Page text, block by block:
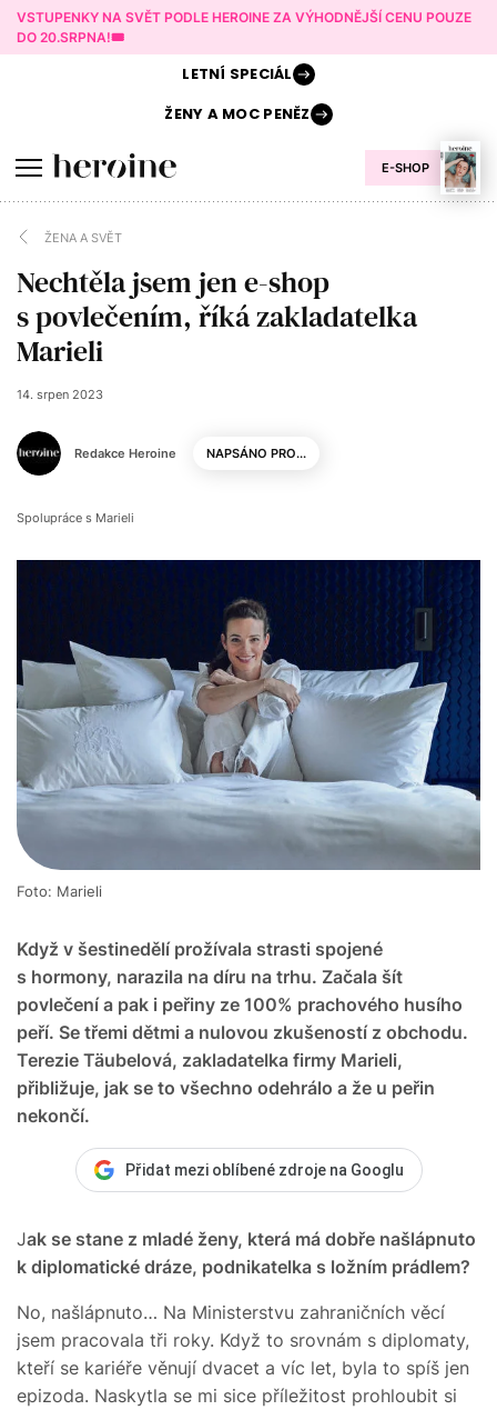
VSTUPENKY NA SVĚT PODLE HEROINE ZA VÝHODNĚJŠÍ CENU POUZE
DO 20.SRPNA!🎟️
E-SHOP
LETNÍ SPECIÁL
ŽENY AMOC PENĚZ
ŽENA A SVĚT
Nechtěla jsem jen e-shop
s povlečením, říká zakladatelka
Marieli
Redakce Heroine
14. srpen 2023
NAPSÁNO PRO...
Spolupráce s Marieli
Když v šestinedělí prožívala strasti spojené
s hormony, narazila na díru na trhu. Začala šít
povlečení a pak i peřiny ze 100% prachového husího
peří. Se třemi dětmi a nulovou zkušeností z obchodu.
Terezie Täubelová, zakladatelka firmy Marieli,
přibližuje, jak se to všechno odehrálo a že u peřin
nekončí.
Foto: Marieli
Přidat mezi oblíbené zdroje na Googlu
Jak se stane z mladé ženy, která má dobře našlápnuto
k diplomatické dráze, podnikatelka s ložním prádlem?
No, našlápnuto… Na Ministerstvu zahraničních věcí
jsem pracovala tři roky. Když to srovnám s diplomaty,
kteří se kariéře věnují dvacet a víc let, byla to spíš jen
epizoda. Naskytla se mi sice příležitost prohloubit si